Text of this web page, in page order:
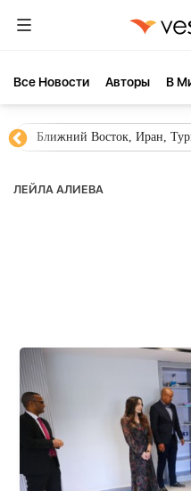
Все Новости Aвторы В
Новости Азербайджана
ЛЕЙЛА АЛИЕВА